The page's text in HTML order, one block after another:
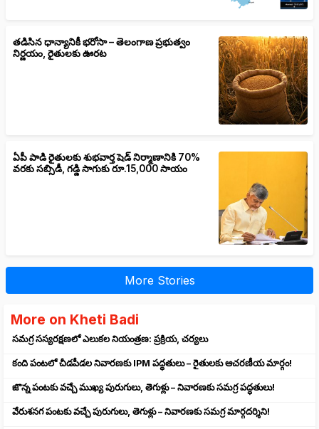
తడిసిన ధాన్యానికీ భరోసా – తెలంగాణ ప్రభుత్వం
నిర్ణయం, రైతులకు ఊరట
ఏపీ పాడి రైతులకు శుభవార్త షెడ్ నిర్మాణానికి 70%
వరకు సబ్సిడీ, గడ్డి సాగుకు రూ.15,000 సాయం
More Stories
More on Kheti Badi
సమగ్ర సస్యరక్షణలో ఎలుకల నియంత్రణ: ప్రక్రియ, చర్యలు
కంది పంటలో చీడపీడల నివారణకు IPM పద్ధతులు – రైతులకు ఆచరణీయ మార్గం!
జొన్న పంటకు వచ్చే ముఖ్య పురుగులు, తెగుళ్లు – నివారణకు సమగ్ర పద్ధతులు!
వేరుశనగ పంటకు వచ్చే పురుగులు, తెగుళ్లు – నివారణకు సమగ్ర మార్గదర్శిని!